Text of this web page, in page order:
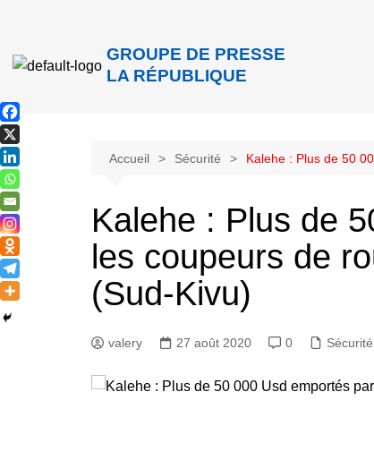
GROUPE DE PRESSE
LA RÉPUBLIQUE
Accueil Sécurité Kalehe : Plus de 50
Kalehe : Plus de
les coupeurs de
(Sud-Kivu)
valery 27 août 2020 0 Sécurité